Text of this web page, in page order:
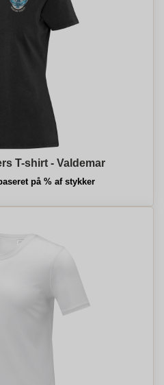
T-shirt - Valdemar
på % af stykker